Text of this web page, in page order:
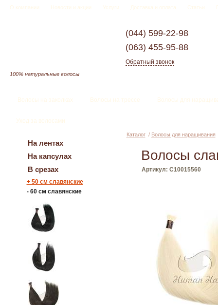
О компании Новости и акции Услуги Доставка и оплата Статьи
100% натуральные волосы
(044) 599-22-98
(063) 455-95-88
Обратный звонок
Волосы на заколках Волосы на трессе Волосы для
Уход за волосами
На лентах
На капсулах
В срезах
+50 см славянские
-60 см славянские
Каталог/ Волосы для наращивания
Волосы
Артикул: C10015560